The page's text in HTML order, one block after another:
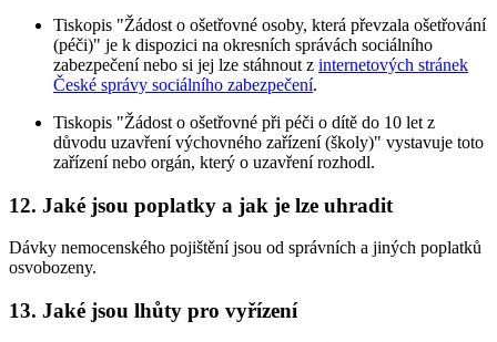
Tiskopis "Žádost o ošetřovné osoby, která převzala ošetřování
(péči)" je k dispozici na okresních správách sociálního
zabezpečení nebo si jej lze stáhnout z internetových stránek
České správy sociálního zabezpečení.
Tiskopis "Žádost o ošetřovné při péči o dítě do 10 let z
důvodu uzavření výchovného zařízení (školy)" vystavuje toto
zařízení nebo orgán, který o uzavření rozhodl.
12. Jaké jsou poplatky a jak je lze uhradit
Dávky nemocenského pojištění jsou od správních a jiných poplatků
osvobozeny.
13. Jaké jsou lhůty pro vyřízení